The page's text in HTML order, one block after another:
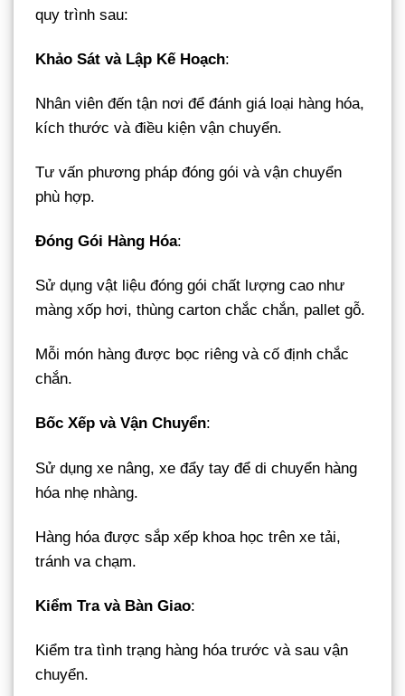
quy trình sau:
Khảo Sát và Lập Kế Hoạch:
Nhân viên đến tận nơi để đánh giá loại hàng hóa,
kích thước và điều kiện vận chuyển.
Tư vấn phương pháp đóng gói và vận chuyển
phù hợp.
Đóng Gói Hàng Hóa:
Sử dụng vật liệu đóng gói chất lượng cao như
màng xốp hơi, thùng carton chắc chắn, pallet gỗ.
Mỗi món hàng được bọc riêng và cố định chắc
chắn.
Bốc Xếp và Vận Chuyển:
Sử dụng xe nâng, xe đẩy tay để di chuyển hàng
hóa nhẹ nhàng.
Hàng hóa được sắp xếp khoa học trên xe tải,
tránh va chạm.
Kiểm Tra và Bàn Giao:
Kiểm tra tình trạng hàng hóa trước và sau vận
chuyển.